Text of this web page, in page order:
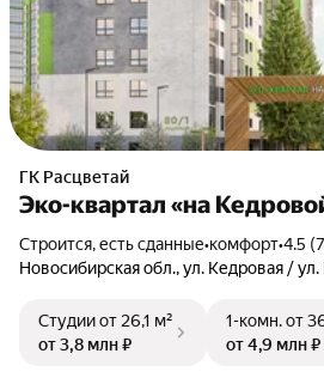
ГК Расцветай
Эко-квартал «на
Строится, есть сданные•комфорт•4.5
Новосибирская обл.,ул. Кедровая /
Студииот 26,1 м²
от 3,8 млн ₽
1-комн.от
от 4,9 млн ₽